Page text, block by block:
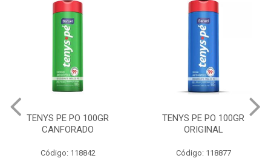
TENYS PE PO 100GR
CANFORADO
Código: 118842
TENYS PE PO 100GR
ORIGINAL
Código: 118877